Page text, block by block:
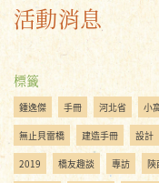
活動消息
標籤
鍾逸傑 手冊 河北省 小
無止貝雷橋 建造手冊 設計
2019 橋友趣談 專訪 陝